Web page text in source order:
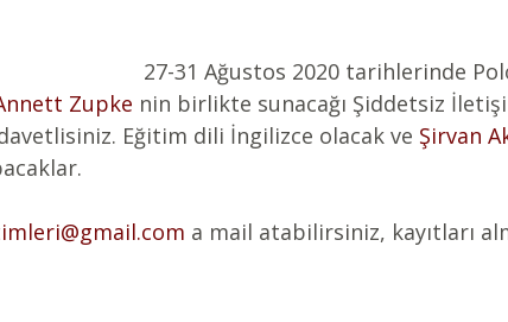
Zupke nin birlikte sunacağı Şiddetsiz
Eğitim dili İngilizce olacak ve Şirvan
a mail atabilirsiniz, kayıtları